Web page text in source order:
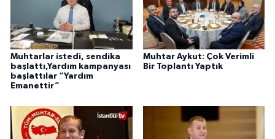
Muhtarlar istedi, sendika
başlattı,Yardım kampanyası
başlattılar “Yardım
Emanettir”
Muhtar Aykut: Çok Verimli
Bir Toplantı Yaptık